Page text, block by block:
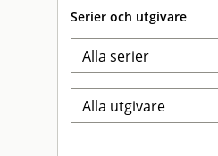
Serier och utgivare